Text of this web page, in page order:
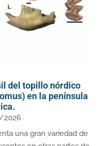
del topillo nórdico
en la península
2026
una gran variedad de